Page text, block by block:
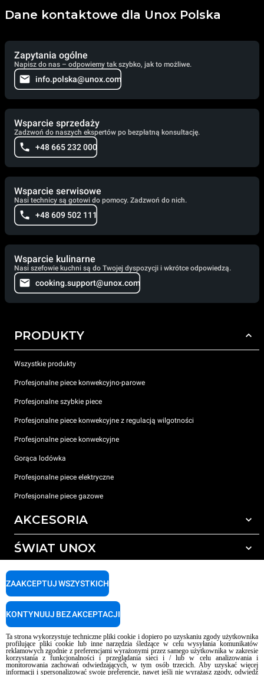
Dane kontaktowe dla Unox Polska
Zapytania ogólne
Napisz do nas – odpowiemy tak szybko, jak to możliwe.
info.polska@unox.com
Wsparcie sprzedaży
Zadzwoń do naszych ekspertów po bezpłatną konsultację.
+48 665 232 000
Wsparcie serwisowe
Nasi technicy są gotowi do pomocy. Zadzwoń do nich.
+48 609 502 111
Wsparcie kulinarne
Nasi szefowie kuchni są do Twojej dyspozycji i wkrótce odpowiedzą.
cooking.support@unox.com
PRODUKTY
Wszystkie produkty
Profesjonalne piece konwekcyjno-parowe
Profesjonalne szybkie piece
Profesjonalne piece konwekcyjne z regulacją wilgotności
Profesjonalne piece konwekcyjne
Gorąca lodówka
Profesjonalne piece elektryczne
Profesjonalne piece gazowe
AKCESORIA
Wszystkie akcesoria
Detergenty do ręcznego mycia
Uzdatnianie wody z filtrem żywicznym
Uzdatnianie wody metodą odwróconej osmozy
ŚWIAT UNOX
LOKALIZATOR CENTRÓW SERWISOWYCH
Copyright 2026 UNOX S.p.A. Wszelkie prawa zastrzeżone. Imp. Reg. Padwa
AI Content Disclaimer Privacy policy Cookie policy
Ta strona wykorzystuje techniczne pliki cookie i dopiero po uzyskaniu zgody użytkownika
profilujące pliki cookie lub inne narzędzia śledzące w celu wysyłania komunikatów
reklamowych zgodnie z preferencjami wyrażonymi przez samego użytkownika w zakresie
korzystania z funkcjonalności i przeglądania sieci i / lub w celu analizowania i
monitorowania zachowań odwiedzających, w tym osób trzecich. Aby uzyskać więcej
informacji i spersonalizować swoje preferencje, nawet jeśli nie wyrażasz zgody, odwiedź
ZAAKCEPTUJ WSZYSTKICH
KONTYNUUJ BEZ AKCEPTACJI